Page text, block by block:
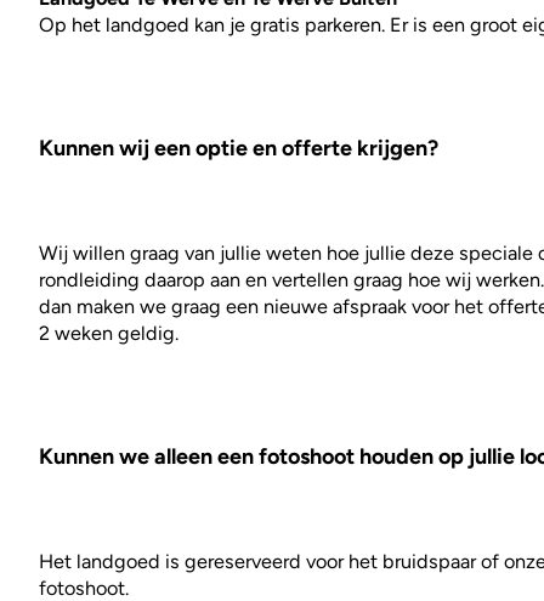
Op het landgoed kan je gratis parkeren. Er is een groot
Kunnen wij een optie en offerte krijgen?
Wij willen graag van jullie weten hoe jullie deze
rondleiding daarop aan en vertellen graag hoe wij
dan maken we graag een nieuwe afspraak voor het
2 weken geldig.
Kunnen we alleen een fotoshoot houden op jullie
Het landgoed is gereserveerd voor het bruidspaar of
fotoshoot.